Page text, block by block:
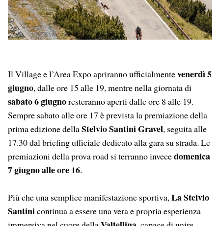
Il Village e l’Area Expo apriranno ufficialmentevenerdì 5
giugno, dalle ore 15 alle 19, mentre nella giornata di
sabato 6 giugnoresteranno aperti dalle ore 8 alle 19.
Sempre sabato alle ore 17 è prevista la premiazione della
prima edizione dellaStelvio Santini Gravel, seguita alle
17.30 dal briefing ufficiale dedicato alla gara su strada. Le
premiazioni della prova road si terranno invecedomenica
7 giugno alle ore 16.
Più che una semplice manifestazione sportiva,La Stelvio
Santinicontinua a essere una vera e propria esperienza